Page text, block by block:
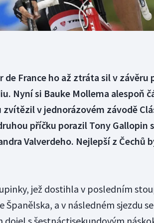
de France ho až ztráta sil v závěru
Nyní si Bauke Mollema alespoň
v jednorázovém závodě
příčku porazil Tony Gallopin
Valverdeho. Nejlepší z Čechů
jež dostihla v posledním
Španělska, a v následném sjezdu